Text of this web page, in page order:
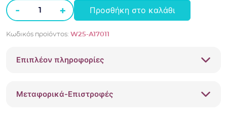
-
Πουκάμισο
oversized
fashion
Μπλε
+ Προσθήκη στο καλάθι
Κωδικός προϊόντος: W25-A17011
Επιπλέον πληροφορίες
Μεταφορικά-Επιστροφές